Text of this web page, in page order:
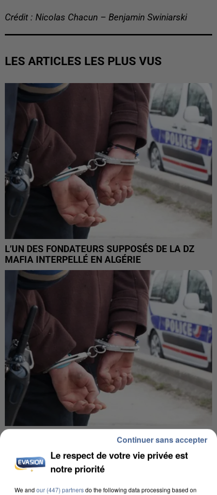
Crédit : Nicolas Chacun – Benjamin Swiniarski
LES ARTICLES LES PLUS VUS
L’UN DES FONDATEURS SUPPOSÉS DE LA DZ
MAFIA INTERPELLÉ EN ALGÉRIE
UN SECOND CADRE DE LA DZ MAFIA
Le respect de votre vie privée est
notre priorité
We and our (447) partnersdo the following data processing based on
Continuer sans accepter